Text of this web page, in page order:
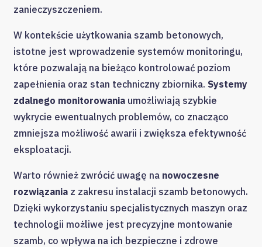
zanieczyszczeniem.
W kontekście użytkowania szamb betonowych,
istotne jest wprowadzenie systemów monitoringu,
które pozwalają na bieżąco kontrolować poziom
zapełnienia oraz stan techniczny zbiornika. Systemy
zdalnego monitorowania umożliwiają szybkie
wykrycie ewentualnych problemów, co znacząco
zmniejsza możliwość awarii i zwiększa efektywność
eksploatacji.
Warto również zwrócić uwagę na nowoczesne
rozwiązania z zakresu instalacji szamb betonowych.
Dzięki wykorzystaniu specjalistycznych maszyn oraz
technologii możliwe jest precyzyjne montowanie
szamb, co wpływa na ich bezpieczne i zdrowe